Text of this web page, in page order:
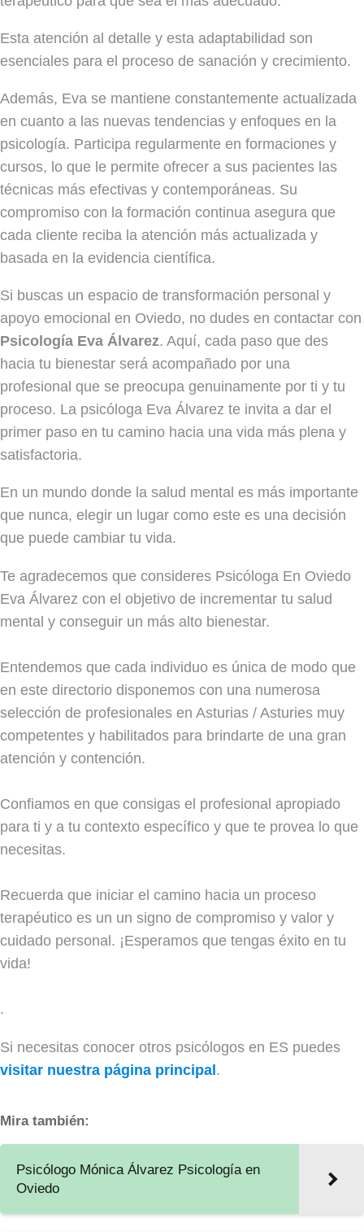
Esta atención al detalle y esta adaptabilidad son
esenciales para el proceso de sanación y crecimiento.
Además, Eva se mantiene constantemente actualizada
en cuanto a las nuevas tendencias y enfoques en la
psicología. Participa regularmente en formaciones y
cursos, lo que le permite ofrecer a sus pacientes las
técnicas más efectivas y contemporáneas. Su
compromiso con la formación continua asegura que
cada cliente reciba la atención más actualizada y
basada en la evidencia científica.
Si buscas un espacio de transformación personal y
apoyo emocional en Oviedo, no dudes en contactar con
Psicología Eva Álvarez. Aquí, cada paso que des
hacia tu bienestar será acompañado por una
profesional que se preocupa genuinamente por ti y tu
proceso. La psicóloga Eva Álvarez te invita a dar el
primer paso en tu camino hacia una vida más plena y
satisfactoria.
En un mundo donde la salud mental es más importante
que nunca, elegir un lugar como este es una decisión
que puede cambiar tu vida.
Te agradecemos que consideres Psicóloga En Oviedo
Eva Álvarez con el objetivo de incrementar tu salud
mental y conseguir un más alto bienestar.
Entendemos que cada individuo es única de modo que
en este directorio disponemos con una numerosa
selección de profesionales en Asturias / Asturies muy
competentes y habilitados para brindarte de una gran
atención y contención.
Confiamos en que consigas el profesional apropiado
para ti y a tu contexto específico y que te provea lo que
necesitas.
Recuerda que iniciar el camino hacia un proceso
terapéutico es un un signo de compromiso y valor y
cuidado personal. ¡Esperamos que tengas éxito en tu
vida!
.
Si necesitas conocer otros psicólogos en ES puedes
visitar nuestra página principal.
Mira también:
Psicólogo Mónica Álvarez Psicología en
Oviedo